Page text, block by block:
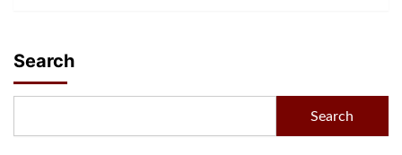
Search
Search